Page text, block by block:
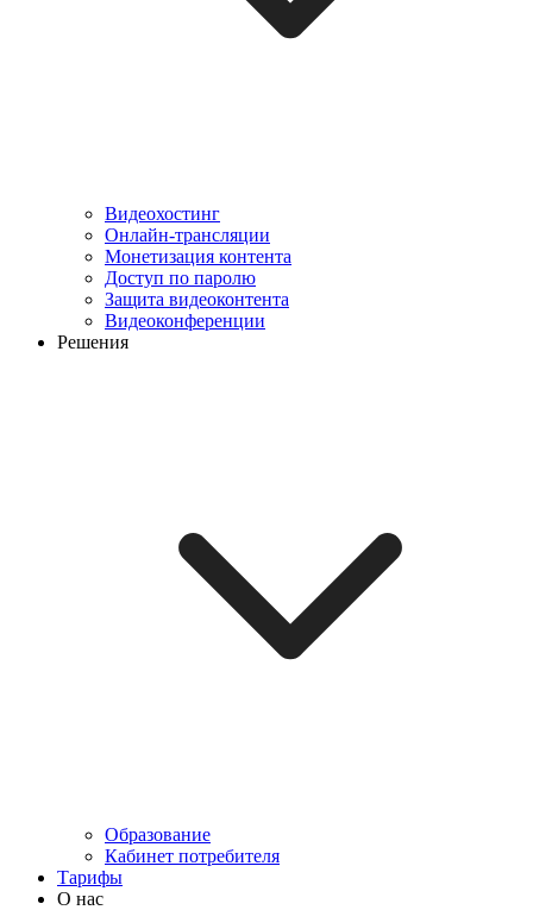
Видеохостинг
Онлайн-трансляции
Монетизация контента
Доступ по паролю
Защита видеоконтента
Видеоконференции
Решения
Образование
Кабинет потребителя
Тарифы
О нас